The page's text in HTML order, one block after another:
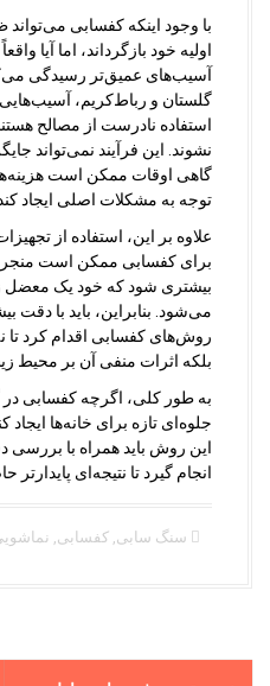
با وجود اینکه کفسابی
اولیه خود بازگرداند، اما آیا
آسیب‌های عمیق‌تر رسیدگی
گلستان و رباط‌کریم، آسیب‌هایی
استفاده نادرست از مصالح
نشوند. این فرآیند نمی‌تواند
گاهی اوقات ممکن است
توجه به مشکلات اصلی ایجاد کند.
علاوه بر این، استفاده از
برای کفسابی ممکن است منجر
بیشتری شود که خود یک
می‌شود. بنابراین، باید با دقت
روش‌های کفسابی اقدام کرد تا
بلکه اثرات منفی آن بر محیط
به طور کلی، اگرچه کفسابی در
جلوه‌ای تازه برای خانه‌ها ایجاد
این روش باید همراه با
انجام گیرد تا نتیجه‌ای پایدارتر
سنگ سابی کفسابی